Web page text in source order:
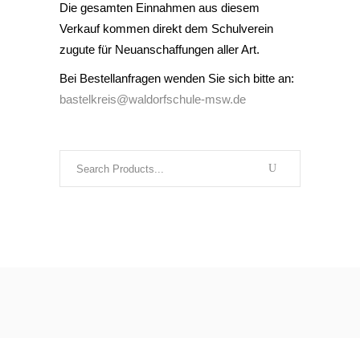
Die gesamten Einnahmen aus diesem
Verkauf kommen direkt dem Schulverein
zugute für Neuanschaffungen aller Art.
Bei Bestellanfragen wenden Sie sich bitte an:
bastelkreis@waldorfschule-msw.de